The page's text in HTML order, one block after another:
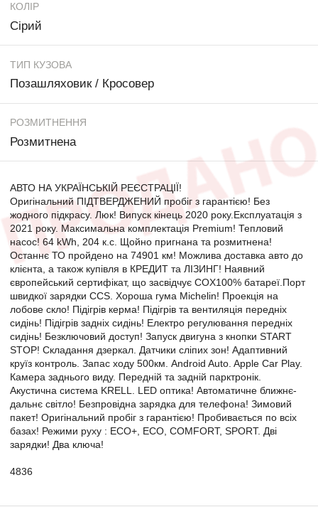
КОЛІР
Сірий
ТИП КУЗОВА
Позашляховик / Кросовер
РОЗМИТНЕННЯ
Розмитнена
АВТО НА УКРАЇНСЬКІЙ РЕЄСТРАЦІЇ!
Оригінальний ПІДТВЕРДЖЕНИЙ пробіг з гарантією! Без
жодного підкрасу. Люк! Випуск кінець 2020 року.Експлуатація з
2021 року. Максимальна комплектація Premium! Тепловий
насос! 64 kWh, 204 к.с. Щойно пригнана та розмитнена!
Останнє ТО пройдено на 74901 км! Можлива доставка авто до
клієнта, а також купівля в КРЕДИТ та ЛІЗИНГ! Наявний
європейський сертифікат, що засвідчує COX100% батареї.Порт
швидкої зарядки CCS. Хороша гума Michelin! Проекція на
лобове скло! Підігрів керма! Підігрів та вентиляція передніх
сидінь! Підігрів задніх сидінь! Електро регулювання передніх
сидінь! Безключовий доступ! Запуск двигуна з кнопки START
STOP! Складання дзеркал. Датчики сліпих зон! Адаптивний
круїз контроль. Запас ходу 500км. Android Auto. Apple Car Play.
Камера заднього виду. Передній та задній парктронік.
Акустична система KRELL. LED оптика! Автоматичне ближнє-
дальнє світло! Безпровідна зарядка для телефона! Зимовий
пакет! Оригінальний пробіг з гарантією! Пробивається по всіх
базах! Режими руху : ECO+, ECO, COMFORT, SPORT. Дві
зарядки! Два ключа!
4836